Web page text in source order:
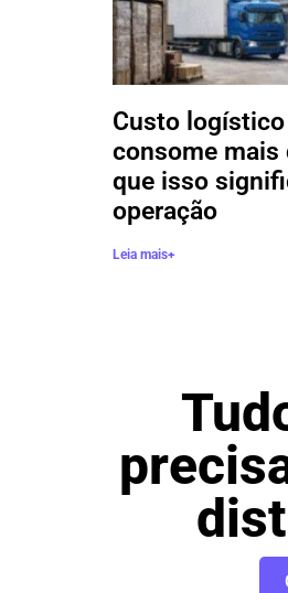
Custo
consome mais
que isso
operação
Leia mais+